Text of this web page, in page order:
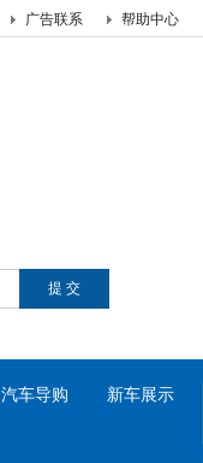
帮助中心
广告联系
汽车导购 新车展示